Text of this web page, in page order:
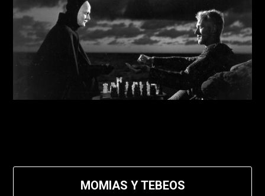
MOMIAS Y TEBEOS